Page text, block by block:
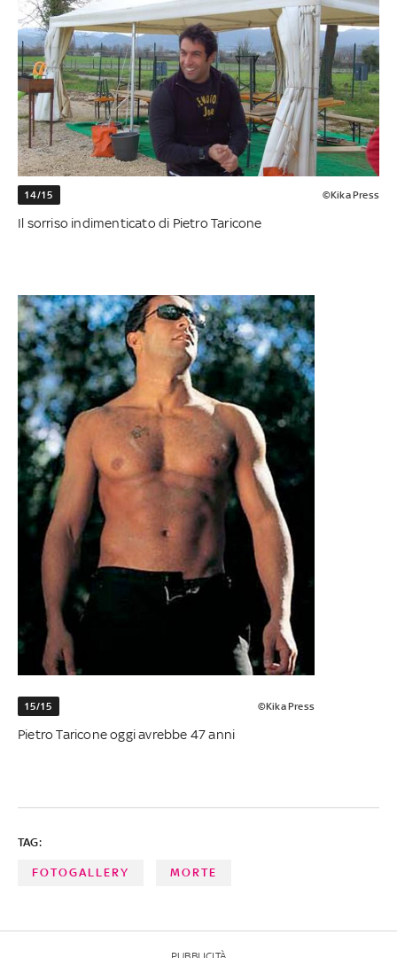
14/15 ©Kika Press
Il sorriso indimenticato di Pietro Taricone
15/15 ©Kika Press
Pietro Taricone oggi avrebbe 47 anni
TAG:
FOTOGALLERY MORTE